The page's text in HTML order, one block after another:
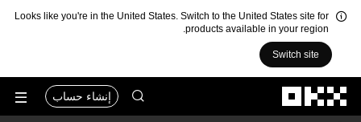
Looks like you're in the United States. Switch to the United States site for
products available in your region.
Switch site
إنشاء حساب